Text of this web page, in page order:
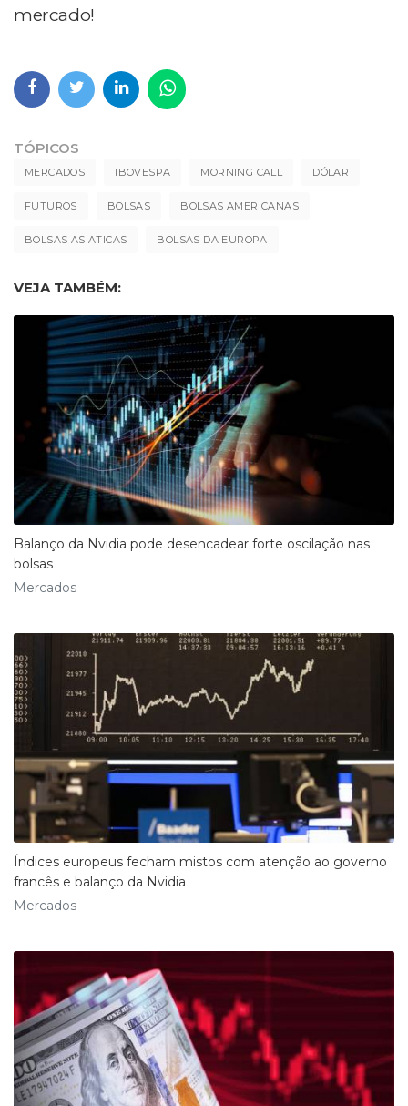
mercado!
TÓPICOS
MERCADOS IBOVESPA MORNING CALL DÓLAR
FUTUROS BOLSAS BOLSAS AMERICANAS
BOLSAS ASIATICAS BOLSAS DA EUROPA
VEJA TAMBÉM:
Balanço da Nvidia pode desencadear forte oscilação nas
bolsas
Mercados
Índices europeus fecham mistos com atenção ao governo
francês e balanço da Nvidia
Mercados